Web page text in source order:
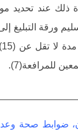
ذلك عند تحديد
ورقة التبليغ إلى
ضوابط صحة